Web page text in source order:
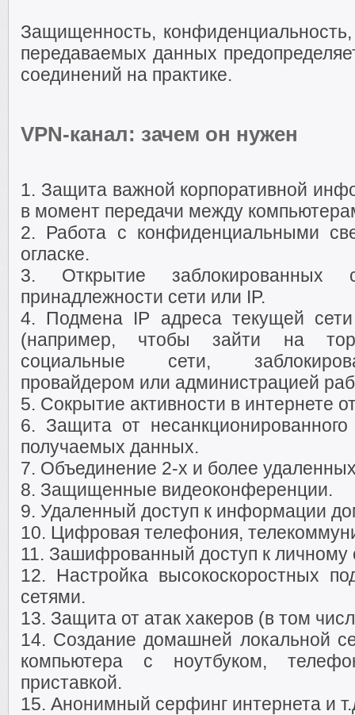
Защищенность,
передаваемых данных
соединений на практике.
VPN-канал: зачем он нужен
1. Защита важной корпоративной
в момент передачи между
2. Работа с конфиденциальными
огласке.
3. Открытие заблокированных
принадлежности сети или IP.
4. Подмена IP адреса текущей
(например, чтобы зайти на
социальные сети,
провайдером или администрацией
5. Сокрытие активности в интернете
6. Защита от
получаемых данных.
7. Объединение 2-х и более
8. Защищенные видеоконференции.
9. Удаленный доступ к информации
10. Цифровая телефония,
11. Зашифрованный доступ к личному
12. Настройка высокоскоростных
сетями.
13. Защита от атак хакеров (в том
14. Создание домашней локальной
компьютера с ноутбуком,
приставкой.
15. Анонимный серфинг интернета и